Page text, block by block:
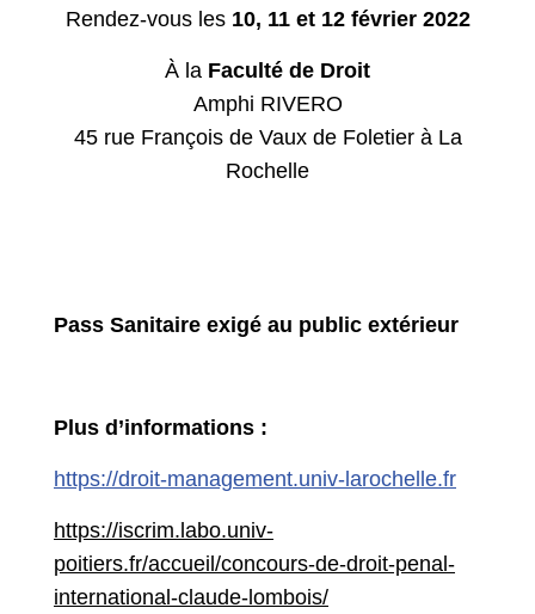
Rendez-vous les 10, 11 et 12 février 2022
À la Faculté de Droit
Amphi RIVERO
45 rue François de Vaux de Foletier à La
Rochelle
Pass Sanitaire exigé au public extérieur
Plus d’informations :
https://droit-management.univ-larochelle.fr
https://iscrim.labo.univ-
poitiers.fr/accueil/concours-de-droit-penal-
international-claude-lombois/